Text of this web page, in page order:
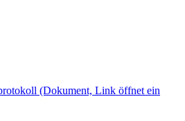
(Dokument, Link öffnet ein